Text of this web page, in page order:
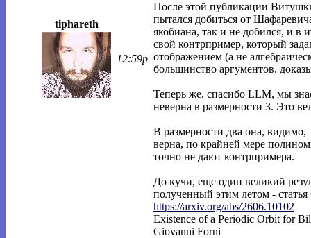
tiphareth
12:59p
После этой публикации
пытался добиться от
якобиана, так и не добился, и в
свой контрпример, который
отображением (а не
большинство аргументов,
Теперь же, спасибо LLM, мы
неверна в размерности 3. Это
В размерности два она, видимо,
верна, по крайней мере
точно не дают контрпримера.
До кучи, еще один великий
полученный этим летом -
https://arxiv.org/abs/2606.10102
Existence of a Periodic Orbit for
Giovanni Forni